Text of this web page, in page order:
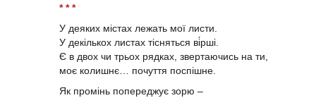
* * *
У деяких містах лежать мої листи.
У декількох листах тісняться ві́рші.
Є в двох чи трьох рядках, звертаючись на ти,
моє колишнє… почуття поспішне.
Як промінь попереджує зорю –